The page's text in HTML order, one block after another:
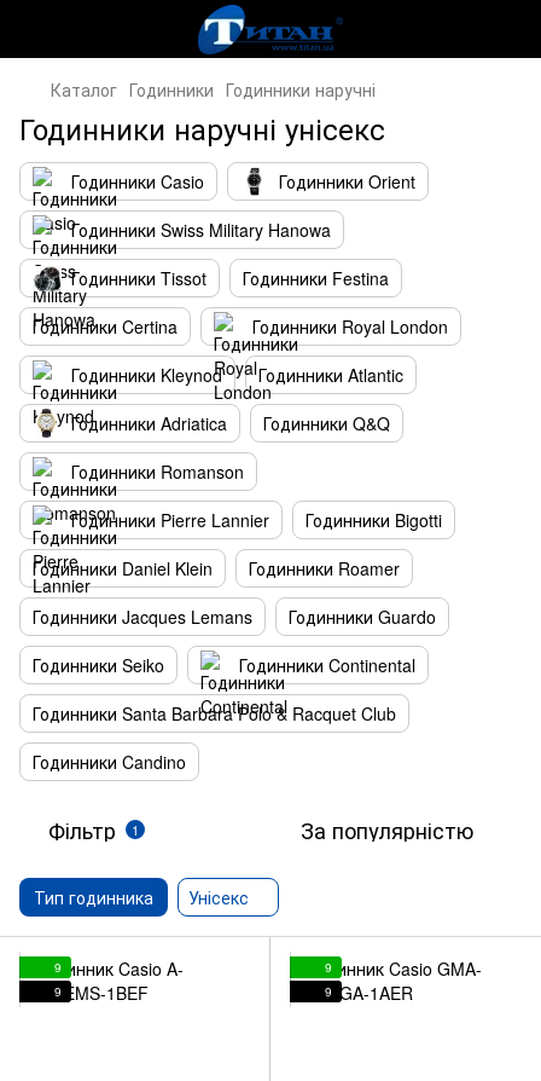
Каталог Годинники Годинники наручні
Годинники наручні унісекс
Годинники Casio
Годинники Orient
Годинники Swiss Military Hanowa
Годинники Tissot
Годинники Festina
Годинники Certina
Годинники Royal London
Годинники Kleynod
Годинники Atlantic
Годинники Adriatica
Годинники Q&Q
Годинники Romanson
Годинники Pierre Lannier
Годинники Bigotti
Годинники Daniel Klein
Годинники Roamer
Годинники Jacques Lemans
Годинники Guardo
Годинники Seiko
Годинники Continental
Годинники Santa Barbara Polo & Racquet Club
Годинники Candino
Фільтр 1 За популярністю
Тип годинника Унісекс
9
9
9
9